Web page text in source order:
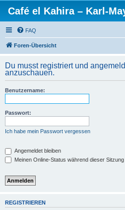
Café el Kahira – Karl-
FAQ
Foren-Übersicht
Du musst registriert und
anzuschauen.
Benutzername:
Passwort:
Ich habe mein Passwort vergessen
Angemeldet bleiben
Meinen Online-Status während dieser
REGISTRIEREN